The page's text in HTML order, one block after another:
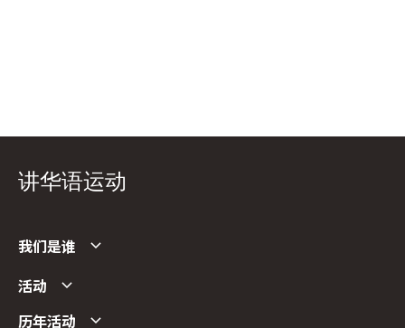
讲华语运动
我们是谁
活动
历年活动